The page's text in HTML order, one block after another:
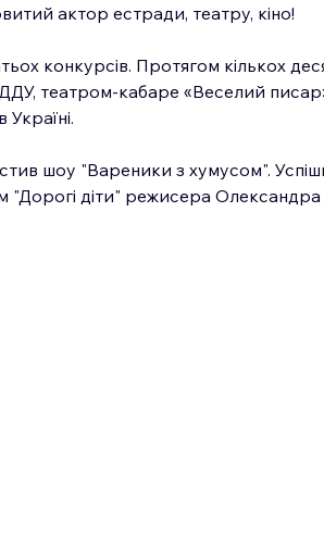
актор естради, театру, кіно!
конкурсів. Протягом кількох
театром-кабаре «Веселий
шоу "Вареники з хумусом".
"Дорогі діти" режисера